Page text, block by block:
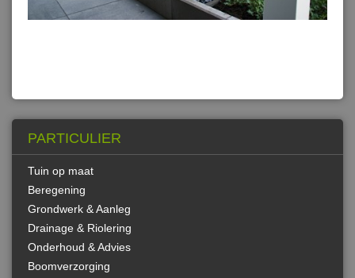
PARTICULIER
Tuin op maat
Beregening
Grondwerk & Aanleg
Drainage & Riolering
Onderhoud & Advies
Boomverzorging